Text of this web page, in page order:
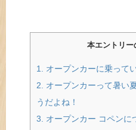
本エントリー
1. オープンカーに乗って
2. オープンカーって暑い
うだよね！
3. オープンカー コペンに